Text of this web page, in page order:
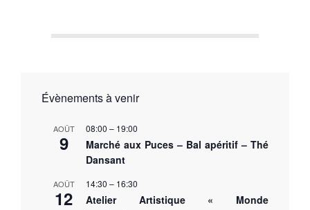
Évènements à venir
AOÛT
9
08:00 – 19:00
Marché aux Puces – Bal apéritif – Thé
Dansant
AOÛT
12
14:30 – 16:30
Atelier Artistique « Monde